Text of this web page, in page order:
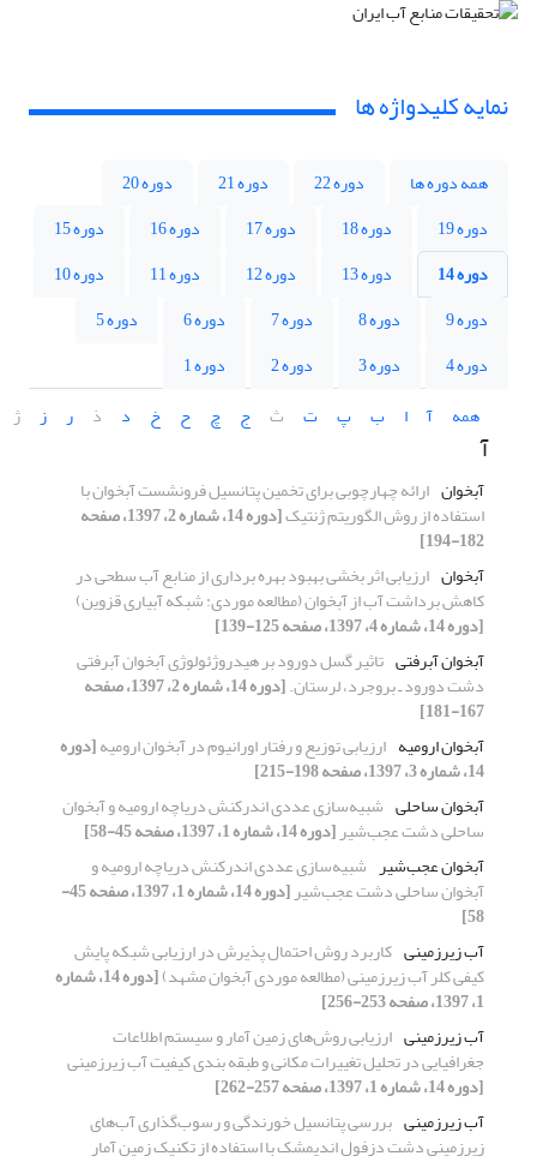
نمایه کلیدواژه ها
همه دوره ها دوره 22 دوره 21
دوره 20
دوره 19
دوره 18 دوره 17 دوره 16
دوره 15
دوره 14
دوره 13 دوره 12 دوره 11
دوره 10
دوره 9
دوره 8 دوره 7 دوره 6
دوره 5
دوره 4
دوره 3 دوره 2
دوره 1
همه
آ ا ب پ ت ث ج چ ح خ د ذ ر ز ژ
آ
آبخوان ارائه چهارچوبی برای تخمین پتانسیل فرونشست آبخوان با
استفاده از روش الگوریتم ژنتیک [دوره 14، شماره 2، 1397، صفحه
182-194]
آبخوان ارزیابی اثر بخشی بهبود بهره برداری از منابع آب سطحی در
کاهش برداشت آب از آبخوان (مطالعه موردی: شبکه آبیاری قزوین)
[دوره 14، شماره 4، 1397، صفحه 125-139]
آبخوان آبرفتی تاثیر گسل دورود بر هیدروژئولوژی آبخوان آبرفتی
دشت دورود ـ بروجرد، لرستان. [دوره 14، شماره 2، 1397، صفحه
167-181]
آبخوان ارومیه ارزیابی توزیع و رفتار اورانیوم در آبخوان ارومیه[دوره
14، شماره 3، 1397، صفحه 198-215]
آبخوان ساحلی شبیه‌سازی عددی اندرکنش دریاچه ارومیه و آبخوان
ساحلی دشت عجب‌شیر[دوره 14، شماره 1، 1397، صفحه 45-58]
آبخوان عجب‌شیر شبیه‌سازی عددی اندرکنش دریاچه ارومیه و
آبخوان ساحلی دشت عجب‌شیر [دوره 14، شماره 1، 1397، صفحه 45-
58]
آب زیرزمینی کاربرد روش احتمال پذیرش در ارزیابی شبکه پایش
کیفی کلر آب زیرزمینی (مطالعه موردی آبخوان مشهد) [دوره 14، شماره
1، 1397، صفحه 253-256]
آب زیرزمینی ارزیابی روش‌های زمین آمار و سیستم اطلاعات
جغرافیایی در تحلیل تغییرات مکانی و طبقه بندی کیفیت آب زیرزمینی
[دوره 14، شماره 1، 1397، صفحه 257-262]
آب زیرزمینی بررسی پتانسیل خورندگی و رسوب‌گذاری آب‌های
زیر‌زمینی دشت دزفول اندیمشک با استفاده از تکنیک زمین آمار